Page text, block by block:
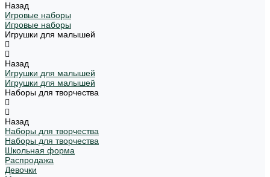
Назад
Игровые наборы
Игровые наборы
Игрушки для малышей
Назад
Игрушки для малышей
Игрушки для малышей
Наборы для творчества
Назад
Наборы для творчества
Наборы для творчества
Школьная форма
Распродажа
Девочки